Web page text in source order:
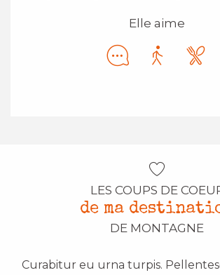
Elle aime
LES COUPS DE
de ma
DE MONTAGNE
Curabitur eu urna turpis.